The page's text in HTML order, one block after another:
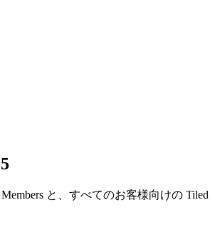
Members と、すべてのお客様向けの Tiled